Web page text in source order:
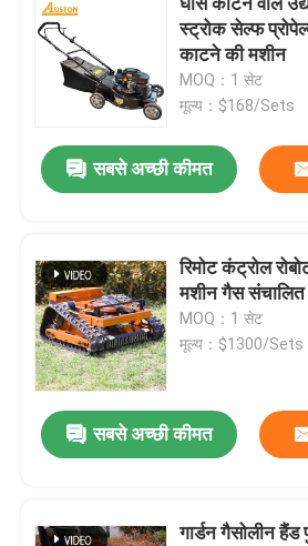
स्ट्रोक सेल्फ
काटने की मशीन
MOQ：1 सेट
मूल्य：$168/Sets
सबसे अच्छी कीमत
रिमोट कंट्रोल
मशीन गैस संचालित
MOQ：1 सेट
मूल्य：$1300/Sets
सबसे अच्छी कीमत
गार्डन गैसोलीन